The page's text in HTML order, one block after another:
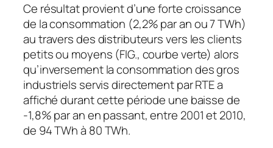
Ce résultat provient d’une forte croissance
de la consommation (2,2% par an ou 7 TWh)
au travers des distributeurs vers les clients
petits ou moyens (FIG., courbe verte) alors
qu’inversement la consommation des gros
industriels servis directement par RTE a
affiché durant cette période une baisse de
-1,8% par an en passant, entre 2001 et 2010,
de 94 TWh à 80 TWh.